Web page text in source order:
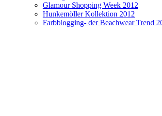
Glamour Shopping Week 2012
Hunkemöller Kollektion 2012
Farbblogging- der Beachwear Trend